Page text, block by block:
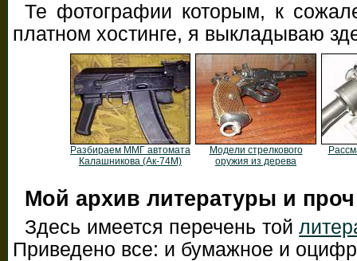
Те фотографии которым, к
платном хостинге, я выкладываю
Разбираем ММГ автомата
Калашникова (Ак-74М)
Модели стрелкового
оружия из дерева
Мой архив литературы и проч
Здесь имеется перечень той
Приведено все: и бумажное и